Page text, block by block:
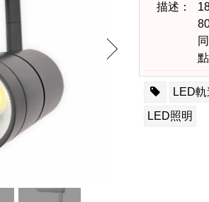
描述：
LED
LED照明